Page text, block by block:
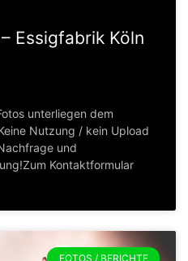
Essigfabrik Köln
unterliegen dem
Nutzung / kein Upload
und
Kontaktformular
FOTOS / BERICHTE